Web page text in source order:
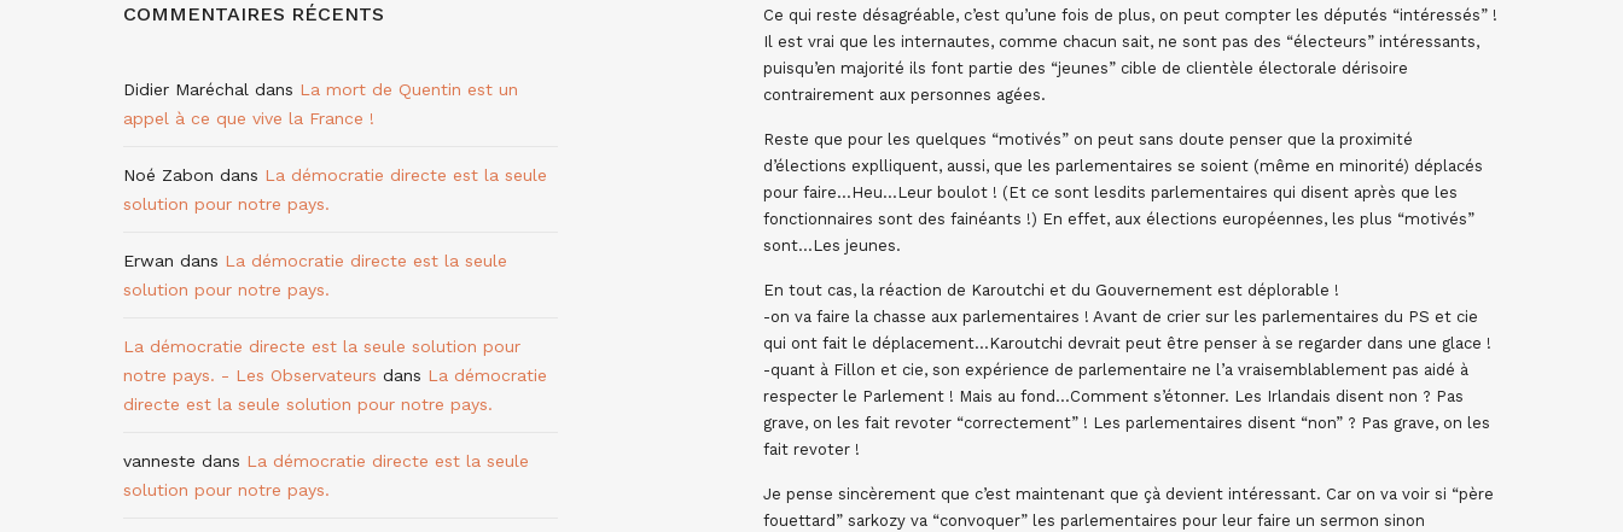
Ce qui reste désagréable, c’est qu’une fois de plus, on peut compter les députés “intéressés” !
Il est vrai que les internautes, comme chacun sait, ne sont pas des “électeurs” intéressants,
puisqu’en majorité ils font partie des “jeunes” cible de clientèle électorale dérisoire
contrairement aux personnes agées.
Reste que pour les quelques “motivés” on peut sans doute penser que la proximité
d’élections explliquent, aussi, que les parlementaires se soient (même en minorité) déplacés
pour faire…Heu…Leur boulot ! (Et ce sont lesdits parlementaires qui disent après que les
fonctionnaires sont des fainéants !) En effet, aux élections européennes, les plus “motivés”
sont…Les jeunes.
En tout cas, la réaction de Karoutchi et du Gouvernement est déplorable !
-on va faire la chasse aux parlementaires ! Avant de crier sur les parlementaires du PS et cie
qui ont fait le déplacement…Karoutchi devrait peut être penser à se regarder dans une glace !
-quant à Fillon et cie, son expérience de parlementaire ne l’a vraisemblablement pas aidé à
respecter le Parlement ! Mais au fond…Comment s’étonner. Les Irlandais disent non ? Pas
grave, on les fait revoter “correctement” ! Les parlementaires disent “non” ? Pas grave, on les
fait revoter !
Je pense sincèrement que c’est maintenant que çà devient intéressant. Car on va voir si “père
fouettard” sarkozy va “convoquer” les parlementaires pour leur faire un sermon sinon
COMMENTAIRES RÉCENTS
Didier Maréchal dans La mort de Quentin est un
appel à ce que vive la France !
Noé Zabon dans La démocratie directe est la seule
solution pour notre pays.
Erwan dans La démocratie directe est la seule
solution pour notre pays.
La démocratie directe est la seule solution pour
notre pays. - Les Observateurs dans La démocratie
directe est la seule solution pour notre pays.
vanneste dans La démocratie directe est la seule
solution pour notre pays.